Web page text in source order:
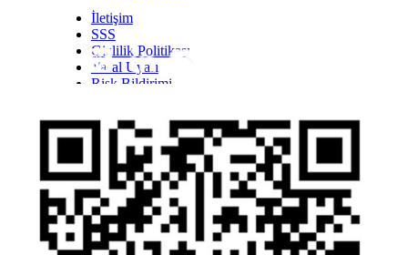
İletişim
SSS
Gizlilik Politikası
Yasal Uyarı
Risk Bildirimi
YTM - Zamanaşımına Uğrayacak Emanet ve
Alacaklar
Olağanüstü Piyasa Koşulları
Bilgi Toplumu Hizmetleri
TwittLinkYoutWhatsapp